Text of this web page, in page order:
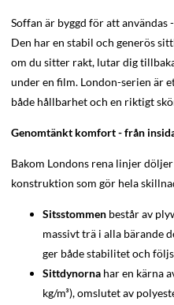
Soffan är byggd för att användas
Den har en stabil och generös
om du sitter rakt, lutar dig
under en film. London-serien är
både hållbarhet och en riktigt
Genomtänkt komfort - från
Bakom Londons rena linjer
konstruktion som gör hela
Sitsstommen består av
massivt trä i alla bärande
ger både stabilitet och
Sittdynorna har en kärna
kg/m³), omslutet av